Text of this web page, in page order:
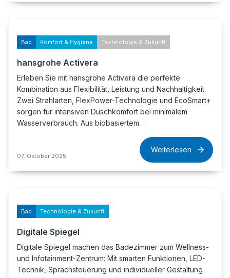
Bad Komfort & Hygiene Technologie & Zukunft
hansgrohe Activera
Erleben Sie mit hansgrohe Activera die perfekte
Kombination aus Flexibilität, Leistung und Nachhaltigkeit.
Zwei Strahlarten, FlexPower-Technologie und EcoSmart+
sorgen für intensiven Duschkomfort bei minimalem
Wasserverbrauch. Aus biobasiertem…
07. Oktober 2025
Weiterlesen
Bad Technologie & Zukunft
Digitale Spiegel
Digitale Spiegel machen das Badezimmer zum Wellness-
und Infotainment-Zentrum: Mit smarten Funktionen, LED-
Technik, Sprachsteuerung und individueller Gestaltung